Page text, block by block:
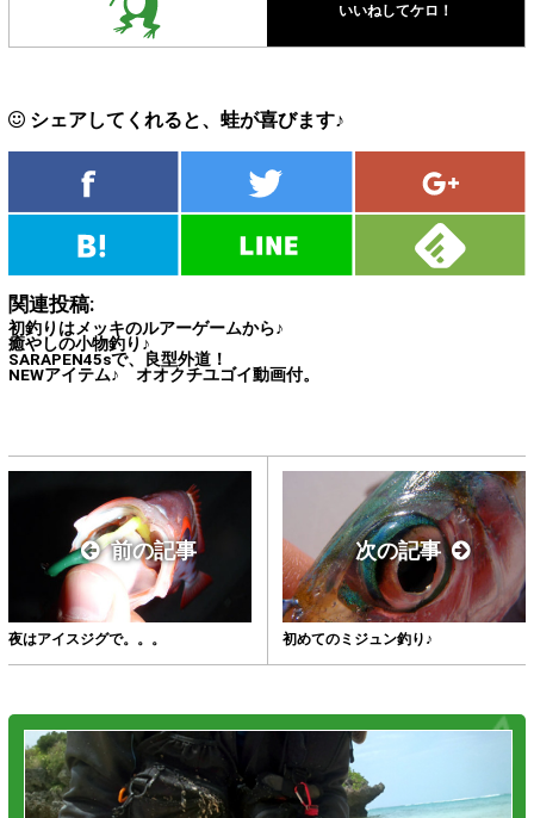
いいねしてケロ！
シェアしてくれると、蛙が喜びます♪
関連投稿:
初釣りはメッキのルアーゲームから♪
癒やしの小物釣り♪
SARAPEN45sで、良型外道！
NEWアイテム♪ オオクチユゴイ動画付。
前の記事
夜はアイスジグで。。。
次の記事
初めてのミジュン釣り♪